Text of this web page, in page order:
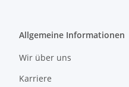
Allgemeine Informationen
Wir über uns
Karriere